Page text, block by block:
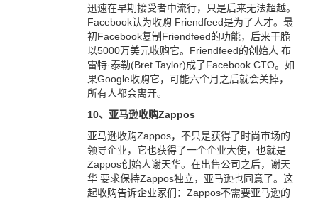
迅速在早期接受者中流行，只是后来无法超越。
Facebook认为收购 Friendfeed是为了人才。最
初Facebook复制Friendfeed的功能，后来干脆
以5000万美元收购它。Friendfeed的创始人 布
雷特·泰勒(Bret Taylor)成了Facebook CTO。如
果Google收购它，可能六个月之后就会关掉，
所有人都会离开。
10、亚马逊收购Zappos
亚马逊收购Zappos，不只是获得了时尚市场的
领导企业，它也获得了一个企业大使，也就是
Zappos创始人谢天华。在出售公司之后，谢天
华 要求保持Zappos独立，亚马逊也同意了。这
起收购告诉企业家们：Zappos不需要亚马逊的